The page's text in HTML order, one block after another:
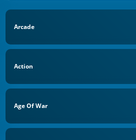
Arcade
Action
Age Of War